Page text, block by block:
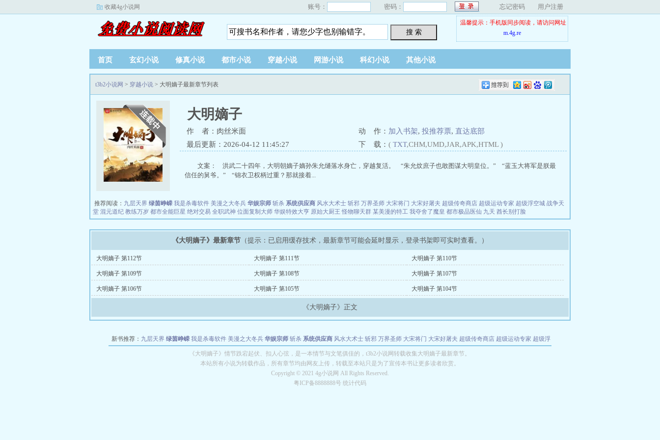
收藏4g小说网 账号： 密码： 忘记密码 用户注册
搜 索
温馨提示：手机版同步阅读，请访问网址
m.4g.re
首页 玄幻小说 修真小说 都市小说 穿越小说 网游小说 科幻小说 其他小说
t3b2小说网 > 穿越小说 > 大明嫡子最新章节列表
大明嫡子
作 者：肉丝米面 动 作： 加入书架, 投推荐票, 直达底部
最后更新：2026-04-12 11:45:27
下 载： ( TXT,CHM,UMD,JAR,APK,HTML )
文案： 洪武二十四年，大明朝嫡子嫡孙朱允熥落水身亡，穿越复活。 “朱允炆庶子也敢图谋大明皇位。” “蓝玉大将军是朕最
信任的舅爷。” “锦衣卫权柄过重？那就接着...
推荐阅读： 九层天界 绿茵峥嵘 我是杀毒软件 美漫之大冬兵 华娱宗师 斩杀 系统供应商 风水大术士 斩邪 万界圣师 大宋将门 大宋好屠夫 超级传奇商店 超级运动专家 超级浮空城 战争天
堂 混元道纪 教练万岁 都市全能巨星 绝对交易 全职武神 位面复制大师 华娱特效大亨 原始大厨王 怪物聊天群 某美漫的特工 我夺舍了魔皇 都市极品医仙 九天 酋长别打脸
《大明嫡子》最新章节 （提示：已启用缓存技术，最新章节可能会延时显示，登录书架即可实时查看。）
大明嫡子 第112节 大明嫡子 第111节 大明嫡子 第110节
大明嫡子 第109节 大明嫡子 第108节 大明嫡子 第107节
大明嫡子 第106节 大明嫡子 第105节 大明嫡子 第104节
《大明嫡子》正文
新书推荐： 九层天界 绿茵峥嵘 我是杀毒软件 美漫之大冬兵 华娱宗师 斩杀 系统供应商 风水大术士 斩邪 万界圣师 大宋将门 大宋好屠夫 超级传奇商店 超级运动专家 超级浮
教练万岁 都市全能巨星 绝对交易 全职武神 位面复制大师 华娱特效大亨 原始大厨王 怪物聊天群 某美漫的特工 我夺舍了魔皇
长别打脸
《大明嫡子》情节跌宕起伏、扣人心弦，是一本情节与文笔俱佳的，t3b2小说网转载收集大明嫡子最新章节。
本站所有小说为转载作品，所有章节均由网友上传，转载至本站只是为了宣传本书让更多读者欣赏。
Copyright © 2021 4g小说网 All Rights Reserved.
粤ICP备8888888号 统计代码